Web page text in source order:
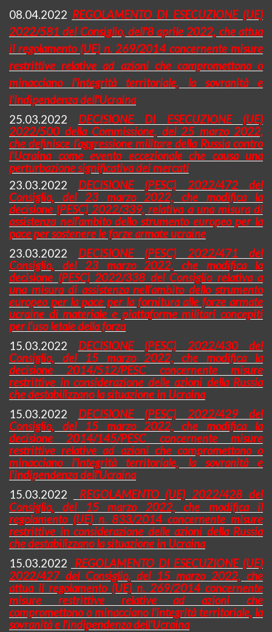
08.04.2022 REGOLAMENTO DI ESECUZIONE (UE)
2022/581 del Consiglio, dell'8 aprile 2022, che attua
il regolamento (UE) n. 269/2014 concernente misure
restrittive relative ad azioni che compromettono o
minacciano l'integrità territoriale, la sovranità e
l'indipendenza dell'Ucraina
25.03.2022
DECISIONE DI ESECUZIONE (UE)
2022/500 della Commissione, del 25 marzo 2022,
che definisce l’aggressione militare della Russia contro
l’Ucraina come evento eccezionale che causa una
perturbazione significativa dei mercati
23.03.2022
DECISIONE (PESC) 2022/472 del
Consiglio, del 23 marzo 2022, che modifica la
decisione (PESC) 2022/339, relativa a una misura di
assistenza nell’ambito dello strumento europeo per la
pace per sostenere le forze armate ucraine
23.03.2022
DECISIONE (PESC) 2022/471 del
Consiglio, del 23 marzo 2022, che modifica la
decisione (PESC) 2022/338 del Consiglio relativa a
una misura di assistenza nell’ambito dello strumento
europeo per la pace per la fornitura alle forze armate
ucraine di materiale e piattaforme militari concepiti
per l’uso letale della forza
15.03.2022
DECISIONE (PESC) 2022/430 del
Consiglio, del 15 marzo 2022, che modifica la
decisione 2014/512/PESC concernente misure
restrittive in considerazione delle azioni della Russia
che destabilizzano la situazione in Ucraina
15.03.2022
DECISIONE (PESC) 2022/429 del
Consiglio, del 15 marzo 2022, che modifica la
decisione 2014/145/PESC concernente misure
restrittive relative ad azioni che compromettono o
minacciano l'integrità territoriale, la sovranità e
l'indipendenza dell'Ucraina
15.03.2022
REGOLAMENTO (UE) 2022/428 del
Consiglio, del 15 marzo 2022, che modifica il
regolamento (UE) n. 833/2014 concernente misure
restrittive in considerazione delle azioni della Russia
che destabilizzano la situazione in Ucraina
15.03.2022
REGOLAMENTO DI ESECUZIONE (UE)
2022/427 del Consiglio, del 15 marzo 2022, che
attua il regolamento (UE) n. 269/2014 concernente
misure restrittive relative ad azioni che
compromettono o minacciano l'integrità territoriale, la
sovranità e l'indipendenza dell'Ucraina